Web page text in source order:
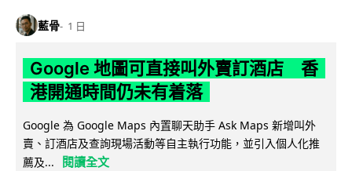
藍骨 1 日
Google 地圖可直接叫外賣訂酒店 香
港開通時間仍未有着落
Google 為 Google Maps 內置聊天助手 Ask Maps 新增叫外
賣、訂酒店及查詢現場活動等自主執行功能，並引入個人化推
薦及...
閱讀全文